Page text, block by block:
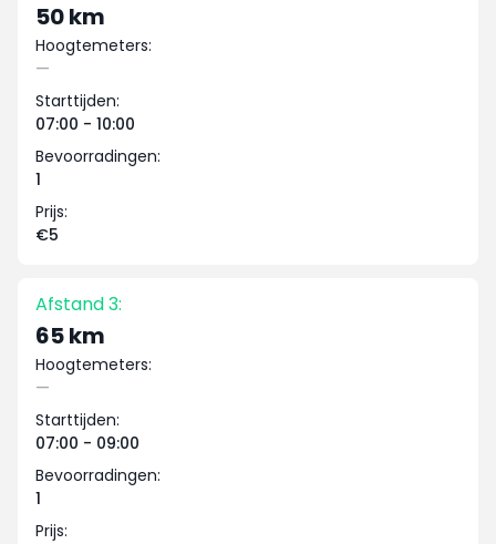
50 km
Hoogtemeters:
—
Starttijden:
07:00 - 10:00
Bevoorradingen:
1
Prijs:
€5
Afstand 3:
65 km
Hoogtemeters:
—
Starttijden:
07:00 - 09:00
Bevoorradingen:
1
Prijs: